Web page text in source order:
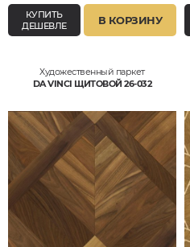
КУПИТЬ
ДЕШЕВЛЕ
В КОРЗИНУ
Художественный паркет
DA VINCI ЩИТОВОЙ 26-032